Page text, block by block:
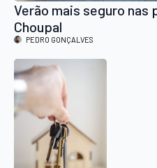
Verão mais seguro nas
Choupal
PEDRO GONÇALVES